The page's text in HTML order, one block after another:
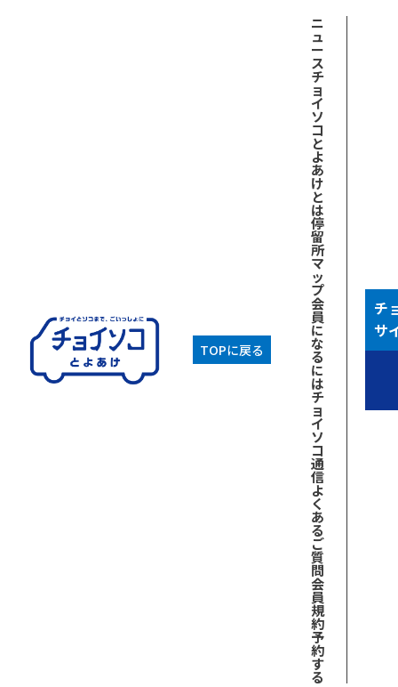
TOPに戻る
ニ
ュ
ー
ス
チ
ョ
イ
ソ
コ
と
よ
あ
け
と
は
停
留
所
マ
ッ
プ
会
員
に
な
る
に
は
チ
ョ
イ
ソ
コ
通
信
よ
く
あ
る
ご
質
問
会
員
規
約
予
約
す
る
チ
サ